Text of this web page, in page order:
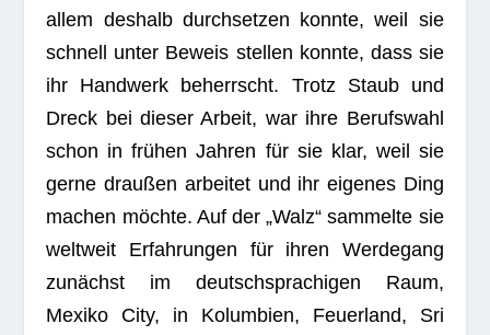
allem des­halb durch­set­zen konnte, weil sie
schnell unter Beweis stel­len konnte, dass sie
ihr Hand­werk beherrscht. Trotz Staub und
Dreck bei die­ser Arbeit, war ihre Berufs­wahl
schon in frü­hen Jah­ren für sie klar, weil sie
gerne drau­ßen arbei­tet und ihr eige­nes Ding
machen möchte. Auf der „Walz“ sam­melte sie
welt­weit Erfah­run­gen für ihren Wer­de­gang
zunächst im deutsch­spra­chi­gen Raum,
Mexiko City, in Kolum­bien, Feu­er­land, Sri